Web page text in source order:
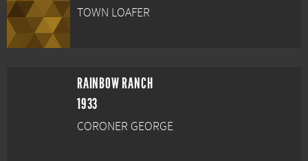
TOWN LOAFER
RAINBOW RANCH
1933
CORONER GEORGE